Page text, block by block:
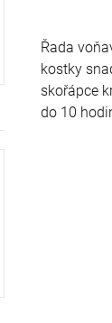
Řada
kostky
skořápce
do 10